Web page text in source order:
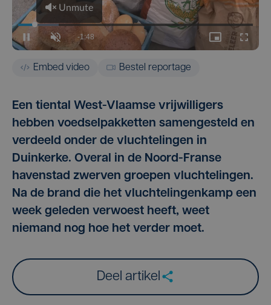
Embed video Bestel reportage
Een tiental West-Vlaamse vrijwilligers
hebben voedselpakketten samengesteld en
verdeeld onder de vluchtelingen in
Duinkerke. Overal in de Noord-Franse
havenstad zwerven groepen vluchtelingen.
Na de brand die het vluchtelingenkamp een
week geleden verwoest heeft, weet
niemand nog hoe het verder moet.
Deel artikel